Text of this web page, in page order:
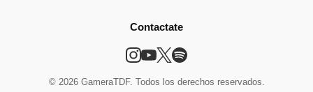
Contactate
© 2026 GameraTDF. Todos los derechos reservados.